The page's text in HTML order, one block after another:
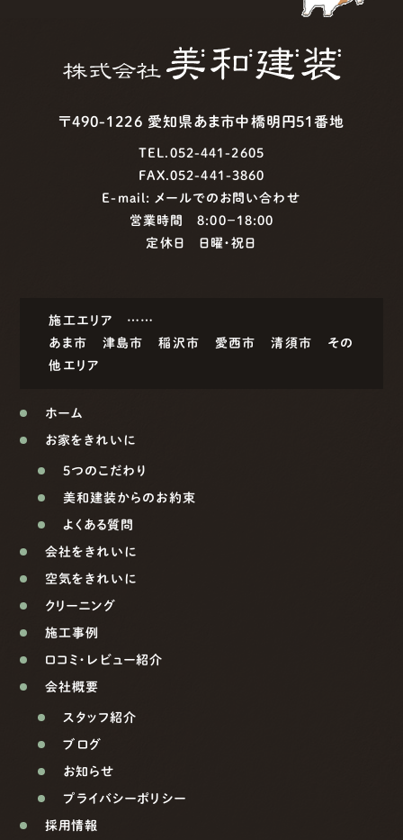
〒490-1226 愛知県あま市中橋明円51番地
TEL.052-441-2605
FAX.052-441-3860
E-mail: メールでのお問い合わせ
営業時間 8:00−18:00
定休日 日曜・祝日
施工エリア ……
あま市
津島市 稲沢市 愛西市 清須市
その
他エリア
ホーム
お家をきれいに
5つのこだわり
美和建装からのお約束
よくある質問
会社をきれいに
空気をきれいに
クリーニング
施工事例
口コミ・レビュー紹介
会社概要
スタッフ紹介
ブログ
お知らせ
プライバシーポリシー
採用情報